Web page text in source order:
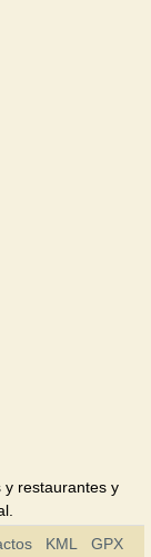
Jazzter
Club
y restaurantes y
KML GPX